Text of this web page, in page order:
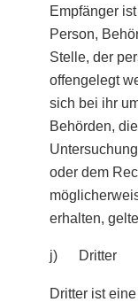
Empfänger
Person,
Stelle, der
offengelegt
sich bei ihr
Behörden,
oder dem
erhalten,
j) Dritter
Dritter ist